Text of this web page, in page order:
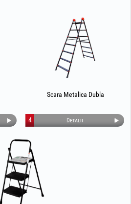
Scara Metalica Dubla
Detalii
4